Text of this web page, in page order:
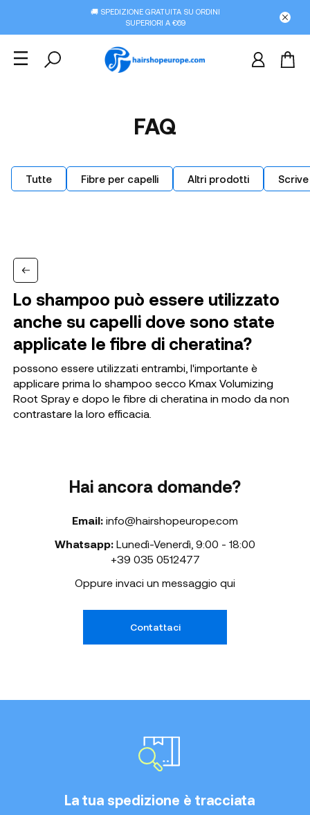
🚚 SPEDIZIONE GRATUITA SU ORDINI
SUPERIORI A €69
FAQ
Tutte Fibre per capelli Altri prodotti
Lo shampoo può essere utilizzato
anche su capelli dove sono state
applicate le fibre di cheratina?
possono essere utilizzati entrambi, l'importante è
applicare prima lo shampoo secco Kmax Volumizing
Root Spray e dopo le fibre di cheratina in modo da non
contrastare la loro efficacia.
Hai ancora domande?
Email: info@hairshopeurope.com
Whatsapp: Lunedì-Venerdì 9:00 - 18:00
+39 035 0512477
Oppure invaci un messaggio qui
Contattaci
La tua spedizione è tracciata